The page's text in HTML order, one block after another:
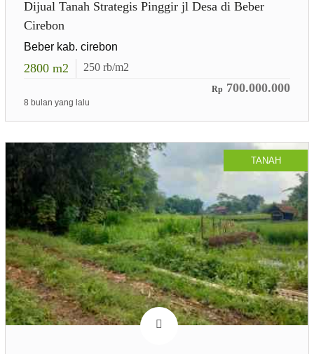
Dijual Tanah Strategis Pinggir jl Desa di Beber
Cirebon
Beber kab. cirebon
2800 m2 250 rb/m2
Rp 700.000.000
8 bulan yang lalu
TANAH